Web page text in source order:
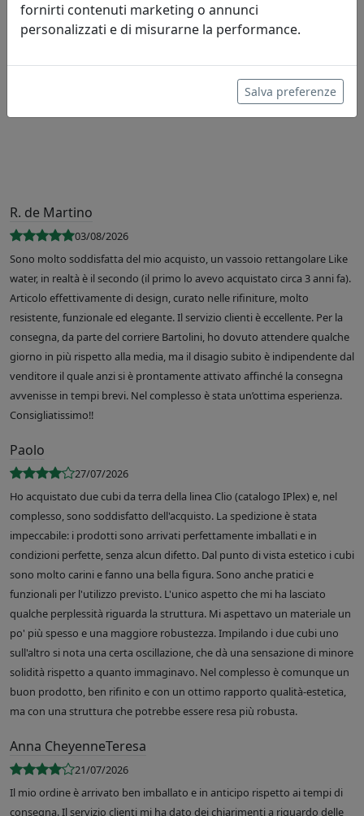
Leggi le recensioni
R. de Martino
03/08/2026
Sono molto soddisfatta del mio acquisto, un vassoio rettangolare Like
water, in realtà è il secondo (il primo lo avevo acquistato circa 3 anni fa).
Articolo effettivamente di design, curato nelle rifiniture, molto
resistente, funzionale ed elegante. Il servizio clienti è eccellente. Per la
consegna, da parte del corriere Bartolini, ho dovuto attendere qualche
giorno in più rispetto alla media, ma il disagio subito è indipendente dal
venditore il quale anzi si è prontamente attivato affinché la consegna
avvenisse in tempi brevi. Nel complesso è stata un’ottima esperienza.
Consigliatissimo!!
Paolo
27/07/2026
Ho acquistato due cubi da terra della linea Clio (catalogo IPlex) e, nel
complesso, sono soddisfatto dell'acquisto. La spedizione è stata
impeccabile: i prodotti sono arrivati perfettamente imballati e in
condizioni perfette, senza alcun difetto. Dal punto di vista estetico i cubi
sono molto carini e fanno una bella figura. Sono anche pratici e
funzionali per l'utilizzo previsto. L'unico aspetto che mi ha lasciato
qualche perplessità riguarda la struttura. Mi aspettavo un materiale un
po' più spesso e una maggiore robustezza. Impilando i due cubi uno
sull'altro si nota una certa oscillazione, che dà una sensazione di minore
solidità rispetto a quanto immaginavo. Nel complesso è comunque un
buon prodotto, ben rifinito e con un ottimo rapporto qualità-estetica,
ma con una struttura che potrebbe essere resa più robusta.
Anna CheyenneTeresa
21/07/2026
Il mio ordine è arrivato ben imballato e in anticipo rispetto ai tempi di
consegna. Il servizio clienti mi ha dato dei chiarimenti a riguardo delle
fornirti contenuti marketing o annunci
personalizzati e di misurarne la performance.
Salva preferenze